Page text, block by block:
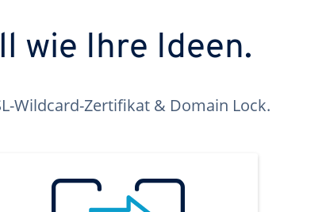
wie Ihre Ideen.
Wildcard-Zertifikat & Domain Lock.